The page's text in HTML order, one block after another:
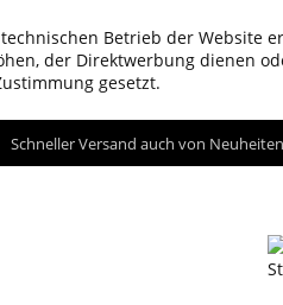
Betrieb der Website
der Direktwerbung dienen
gesetzt.
Schneller Versand auch von Neuheiten